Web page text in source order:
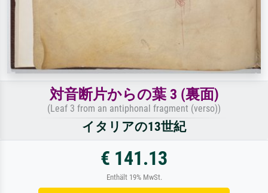
対音断片からの葉 3 (裏面)
(Leaf 3 from an antiphonal fragment (verso))
イタリアの13世紀
€ 141.13
Enthält 19% MwSt.